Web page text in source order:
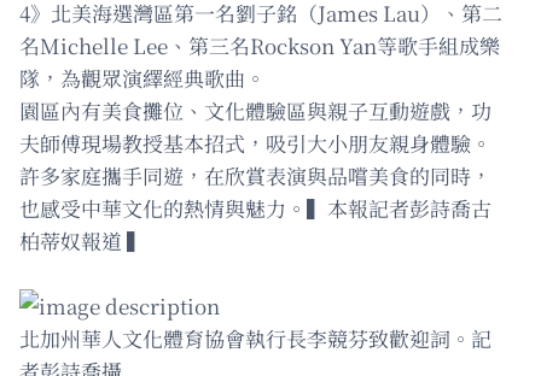
4》北美海選灣區第一名劉子銘（James Lau）、第二
名Michelle Lee、第三名Rockson Yan等歌手組成樂
隊，為觀眾演繹經典歌曲。
園區內有美食攤位、文化體驗區與親子互動遊戲，功
夫師傅現場教授基本招式，吸引大小朋友親身體驗。
許多家庭攜手同遊，在欣賞表演與品嚐美食的同時，
也感受中華文化的熱情與魅力。▍本報記者彭詩喬古
柏蒂奴報道 ▍
北加州華人文化體育協會執行長李競芬致歡迎詞。記